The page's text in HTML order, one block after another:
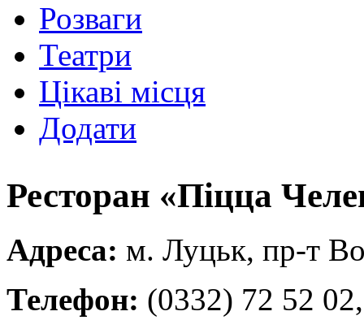
Розваги
Театри
Цікаві місця
Додати
Ресторан «Піцца
Адреса: м. Луцьк, пр-т
Телефон: (0332) 72 52